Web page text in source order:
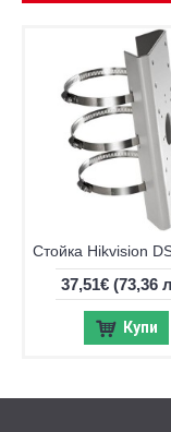
37,51€(73,36
Купи